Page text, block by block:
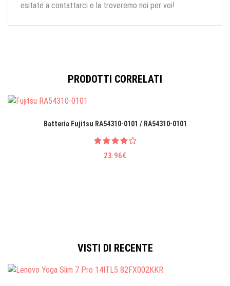
esitate a contattarci e la troveremo noi per voi!
PRODOTTI CORRELATI
Batteria Fujitsu RA54310-0101 / RA54310-0101
23.96€
VISTI DI RECENTE